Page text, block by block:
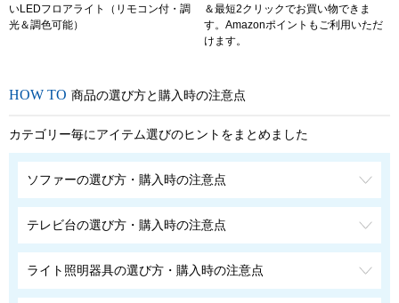
いLEDフロアライト（リモコン付・調
光＆調色可能）
＆最短2クリックでお買い物できま
す。Amazonポイントもご利用いただ
けます。
商品の選び方と購入時の注意点
カテゴリー毎にアイテム選びのヒントをまとめました
ソファーの選び方・購入時の注意点
テレビ台の選び方・購入時の注意点
ライト照明器具の選び方・購入時の注意点